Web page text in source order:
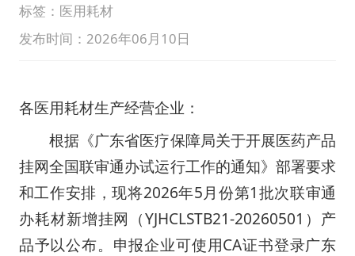
标签：医用耗材
发布时间：2026年06月10日
各医用耗材生产经营企业：
根据《广东省医疗保障局关于开展医药产品
挂网全国联审通办试运行工作的通知》部署要求
和工作安排，现将2026年5月份第1批次联审通
办耗材新增挂网（YJHCLSTB21-20260501）产
品予以公布。申报企业可使用CA证书登录广东